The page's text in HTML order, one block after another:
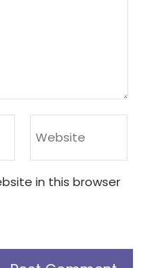
in this browser